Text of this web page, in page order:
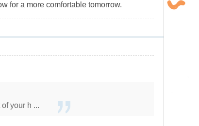
for a more comfortable tomorrow.
your h ...